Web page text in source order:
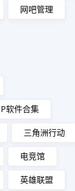
网吧管理
软件合集
三角洲行动
电竞馆
英雄联盟